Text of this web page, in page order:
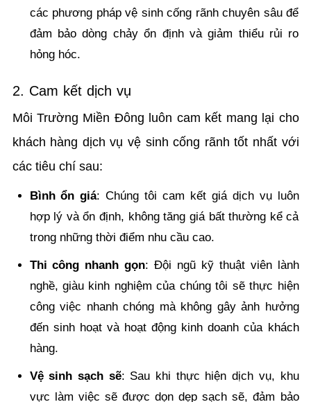
các phương pháp vệ sinh cống rãnh chuyên sâu để
đảm bảo dòng chảy ổn định và giảm thiểu rủi ro
hỏng hóc.
2. Cam kết dịch vụ
Môi Trường Miền Đông luôn cam kết mang lại cho
khách hàng dịch vụ vệ sinh cống rãnh tốt nhất với
các tiêu chí sau:
Bình ổn giá: Chúng tôi cam kết giá dịch vụ luôn
hợp lý và ổn định, không tăng giá bất thường kể cả
trong những thời điểm nhu cầu cao.
Thi công nhanh gọn: Đội ngũ kỹ thuật viên lành
nghề, giàu kinh nghiệm của chúng tôi sẽ thực hiện
công việc nhanh chóng mà không gây ảnh hưởng
đến sinh hoạt và hoạt động kinh doanh của khách
hàng.
Vệ sinh sạch sẽ: Sau khi thực hiện dịch vụ, khu
vực làm việc sẽ được dọn dẹp sạch sẽ, đảm bảo